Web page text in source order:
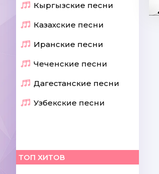
Кыргызские песни
Казахские песни
Иранские песни
Чеченские песни
Дагестанские песни
Узбекские песни
ТОП ХИТОВ